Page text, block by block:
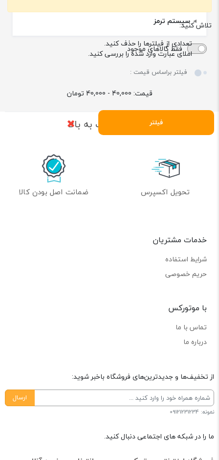
سیستم ترمز
فقط کالاهای موجود
فیلتر براساس قیمت :
قیمت: 40,000 - 40,000 تومان
فیلتر
تلاش کنید:
تعدادی از فیلترها را حذف کنید.
املای عبارت وارد شده را بررسی کنید.
بازگشت به بالا
تحویل اکسپرس ضمانت اصل بودن کالا
خدمات مشتریان
شرایط استفاده
حریم خصوصی
با موتورکس
تماس با ما
درباره ما
از تخفیف‌ها و جدیدترین‌های فروشگاه باخبر شوید:
ارسال
نمونه: 09121231234
ما را در شبکه های اجتماعی دنبال کنید.